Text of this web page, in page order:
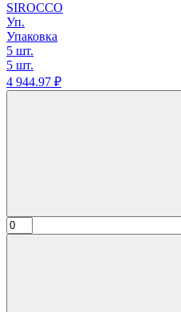
SIROCCO
Уп.
Упаковка
5 шт.
5 шт.
4 944.97 ₽